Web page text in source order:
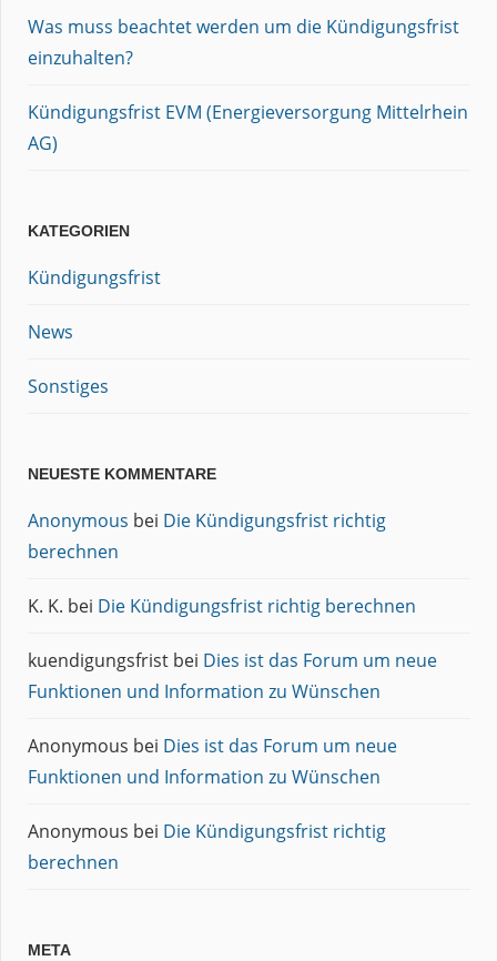
Was muss beachtet werden um die Kündigungsfrist
einzuhalten?
Kündigungsfrist EVM (Energieversorgung Mittelrhein
AG)
KATEGORIEN
Kündigungsfrist
News
Sonstiges
NEUESTE KOMMENTARE
Anonymous bei Die Kündigungsfrist richtig
berechnen
K. K. bei Die Kündigungsfrist richtig berechnen
kuendigungsfrist bei Dies ist das Forum um neue
Funktionen und Information zu Wünschen
Anonymous bei Dies ist das Forum um neue
Funktionen und Information zu Wünschen
Anonymous bei Die Kündigungsfrist richtig
berechnen
META